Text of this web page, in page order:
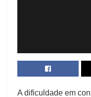
A dificuldade em